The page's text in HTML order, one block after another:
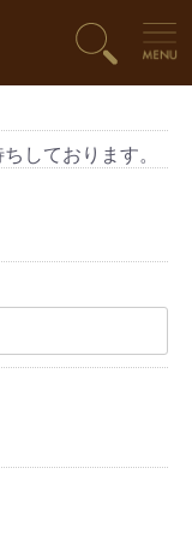
しております。